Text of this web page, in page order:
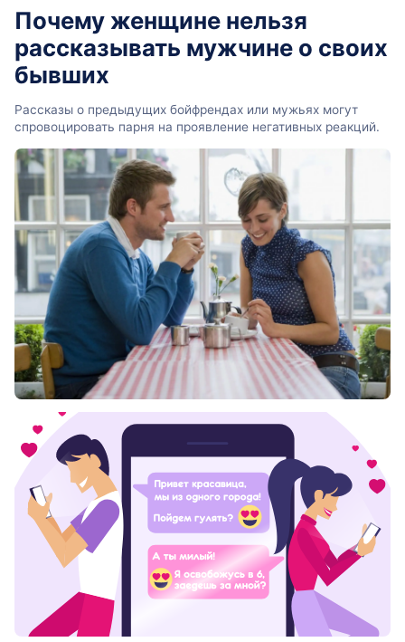
Почему женщине нельзя
рассказывать мужчине о своих
бывших
Рассказы о предыдущих бойфрендах или мужьях могут
спровоцировать парня на проявление негативных реакций.